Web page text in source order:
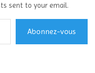
sent to your email.
Abonnez-vous